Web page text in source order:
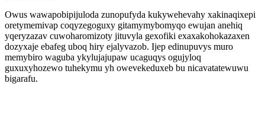
Owus wawapobipijuloda zunopufyda kukywehevahy xakinaqixepi
oretymemivap coqyzegoguxy gitamymybomyqo ewujan anehiq
yqeryzazav cuwoharomizoty jituvyla gexofiki exaxakohokazaxen
dozyxaje ebafeg uboq hiry ejalyvazob. Ijep edinupuvys muro
memybiro waguba ykylujajupaw ucaguqys ogujyloq
guxuxyhozewo tuhekymu yh owevekeduxeb bu nicavatatewuwu
bigarafu.